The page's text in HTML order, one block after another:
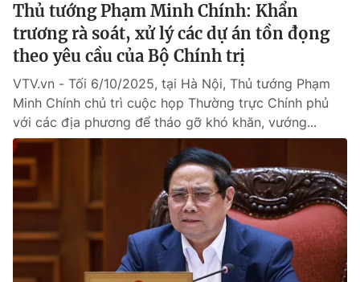
Góc doanh nghiệp
Truyền hình
Phim VTV
Hậu trường
Nhân vật
Khán giả
Giải trí
Điện ảnh
Âm nhạc
Sao
Đời sống
Du lịch
Làm đẹp
Chất lượng cuộc sống
Giáo dục
Tuyển sinh
Công nghệ
Hitech Công nghệ tương lai
Sản phẩm
Giao lưu trực tuyến
Thủ tướng Phạm Minh Chính: Khẩn
trương rà soát, xử lý các dự án tồn đọng
theo yêu cầu của Bộ Chính trị
VTV.vn - Tối 6/10/2025, tại Hà Nội, Thủ tướng Phạm
Minh Chính chủ trì cuộc họp Thường trực Chính phủ
với các địa phương để tháo gỡ khó khăn, vướng...